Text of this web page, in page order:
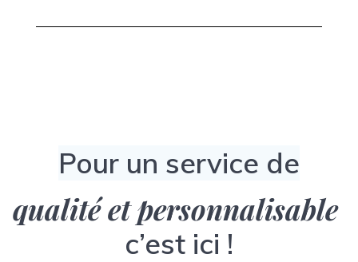
Pour un service de
qualité et personnalisable
c’est ici !